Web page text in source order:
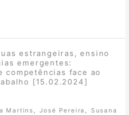
estrangeiras, ensino
emergentes:
competências face ao
[15.02.2024]
Martins José Pereira
Susana